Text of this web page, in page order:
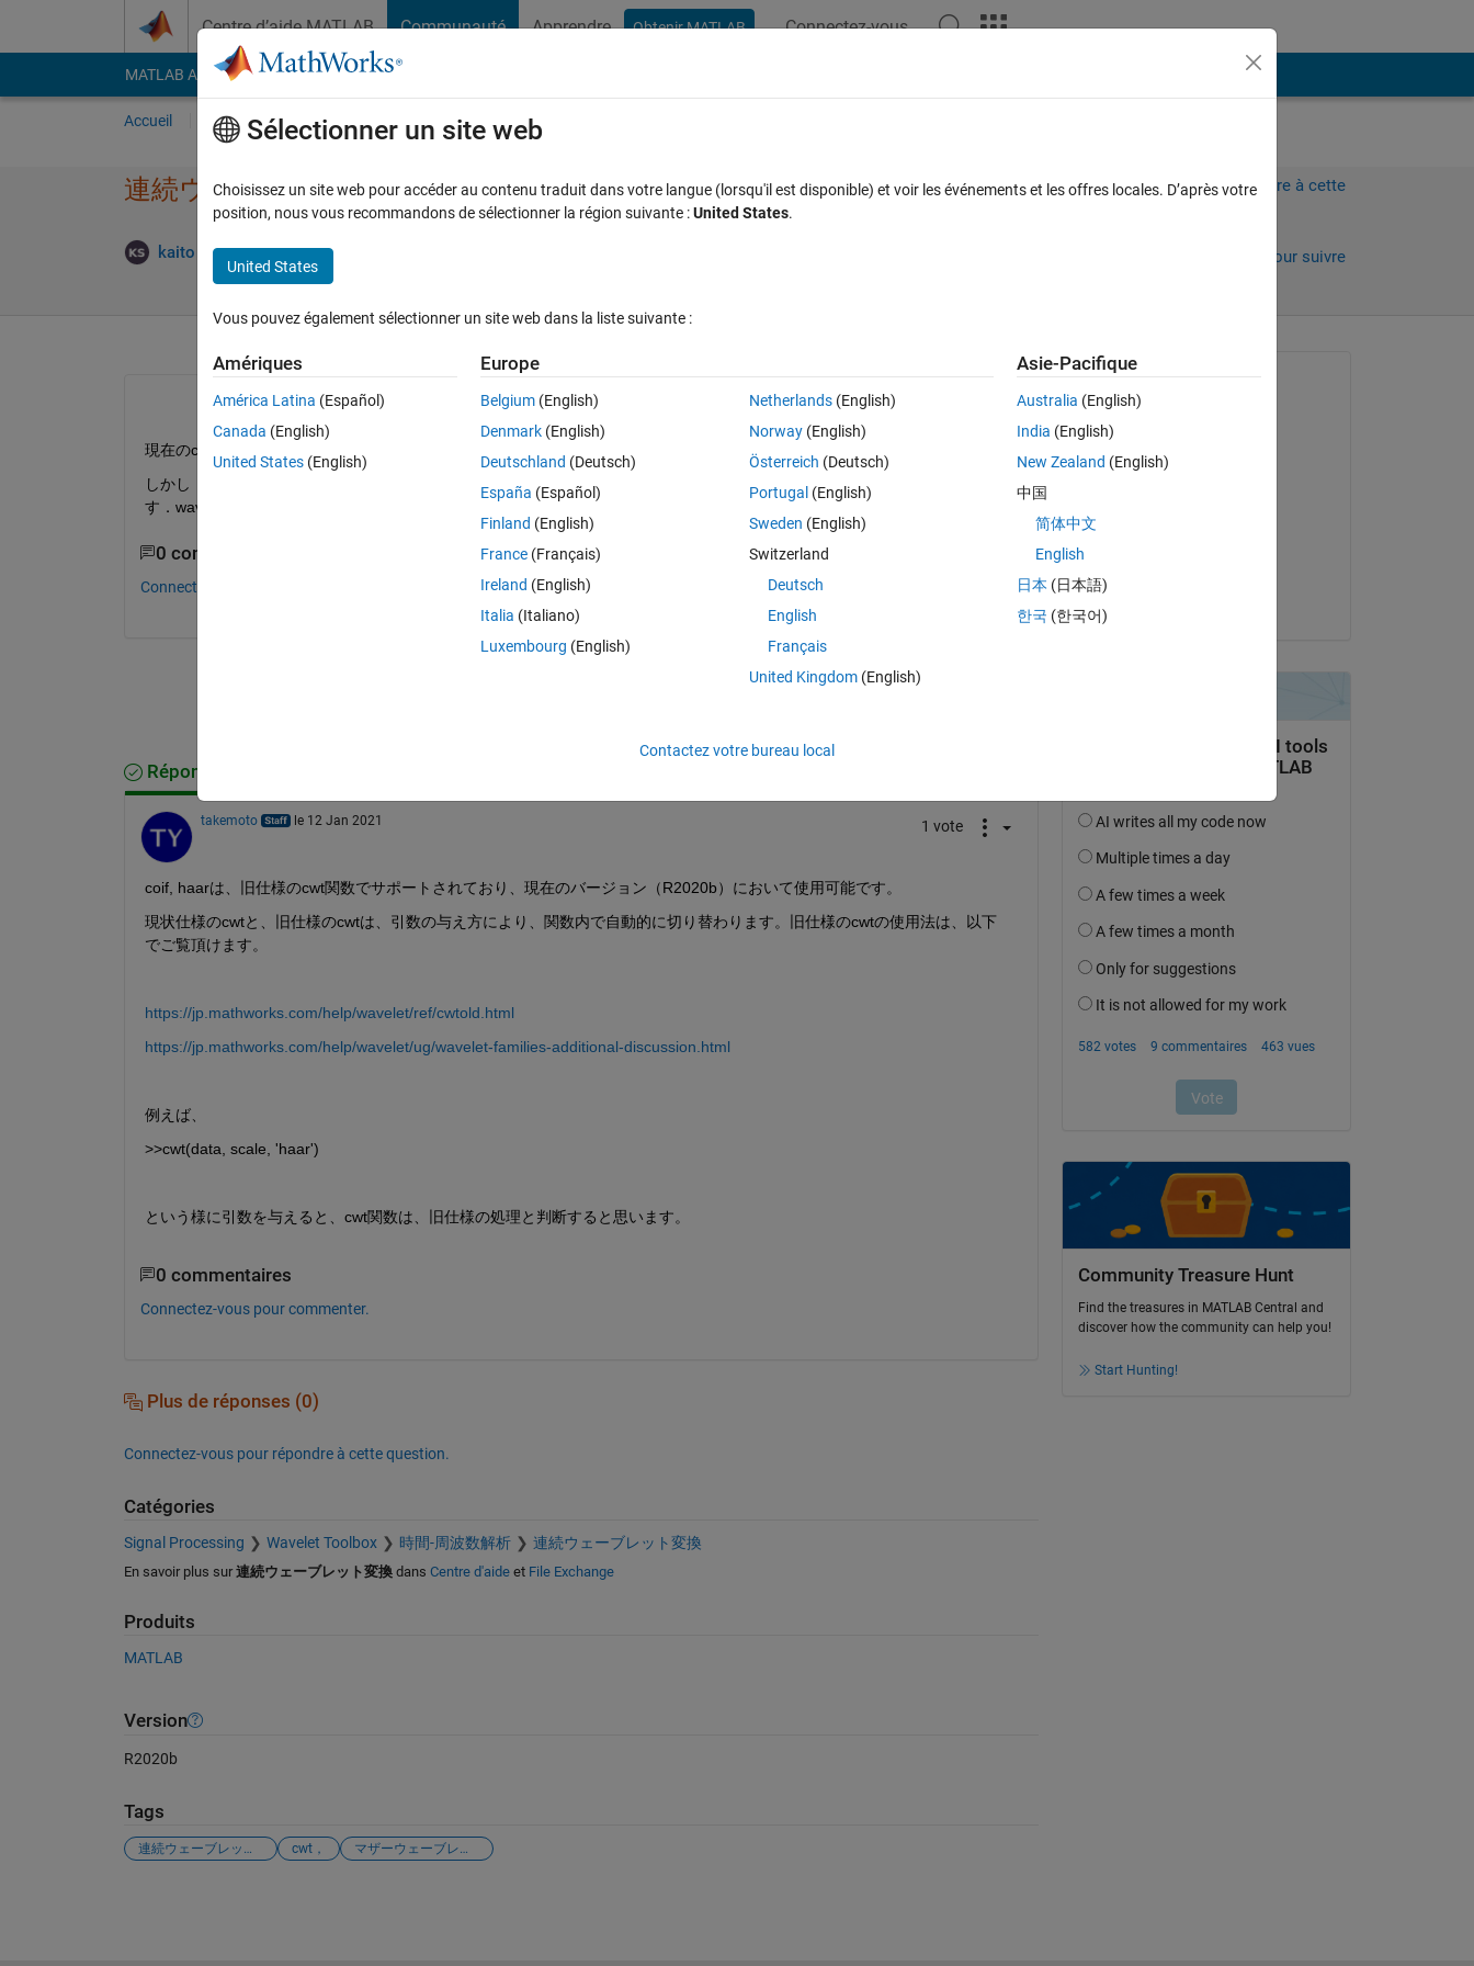
Centre d’aide MATLAB Communauté Apprendre Obtenir MATLAB Connectez-vous
MATLAB Answers File Exchange Cody
Accueil Poser une question Parcourir
連続ウェーブレット変​換のマザーウェーブレ​ットについて
kaito sunada 10 Jan 2021
Connectez-vous pour répondre à cette
Connectez-vous pour suivre
現在のcwtにはmorse、bump、amorのみのウェーブレットがサポートされていると記載されています．
しかし，waveletAnalyzerで連続ウェーブレット変換（1D）を行う際は，coif，haarなどのマザーウェーブレットを使用できま
す．waveletAnalyzerを使用せずに，例えばCoifletのウェーブレットを使用してcwtを実行する方法はありますか？
0 commentaires
Connectez-vous pour commenter.
Connectez-vous pour répondre à cette question.
Réponse acceptée
takemoto le 12 Jan 2021 1 vote
coif, haarは、旧仕様のcwt関数でサポートされており、現在のバージョン（R2020b）において使用可能です。
現状仕様のcwtと、旧仕様のcwtは、引数の与え方により、関数内で自動的に切り替わります。旧仕様のcwtの使用法は、以下
でご覧頂けます。
https://jp.mathworks.com/help/wavelet/ref/cwtold.html
https://jp.mathworks.com/help/wavelet/ug/wavelet-families-additional-discussion.html
例えば、
>>cwt(data, scale, 'haar')
という様に引数を与えると、cwt関数は、旧仕様の処理と判断すると思います。
0 commentaires
Connectez-vous pour commenter.
Plus de réponses (0)
Connectez-vous pour répondre à cette question.
Catégories
Signal Processing Wavelet Toolbox 時間-周波数解析 連続ウェーブレット変換
En savoir plus sur 連続ウェーブレット変換dans Centre d'aideet File Exchange
Produits
MATLAB
Version
R2020b
Tags
連続ウェーブレット変換， cwt， マザーウェーブレット，
kaito sunada
le 10 Jan 2021
le 12 Jan 2021
Acceptée :
Community Treasure Hunt
Find the treasures in MATLAB Central and
discover how the community can help you!
Start Hunting!
Sélectionner un site web
Choisissez un site web pour accéder au contenu traduit dans votre langue (lorsqu'il est disponible) et voir les événements et les offres locales. D’après votre
position, nous vous recommandons de sélectionner la région suivante :United States.
United States
Vous pouvez également sélectionner un site web dans la liste suivante :
Amériques
América Latina (Español)
Canada (English)
United States (English)
Europe
Belgium (English)
Denmark (English)
Deutschland (Deutsch)
España (Español)
Finland (English)
France (Français)
Ireland (English)
Italia (Italiano)
Luxembourg (English)
Netherlands(English)
Norway(English)
Österreich (Deutsch)
Portugal (English)
Sweden (English)
Switzerland
Deutsch
English
Français
United Kingdom(English)
Asie-Pacifique
Australia (English)
India (English)
New Zealand (English)
中国
简体中文
English
日本 (日本語)
한국 (한국어)
Contactez votre bureau local